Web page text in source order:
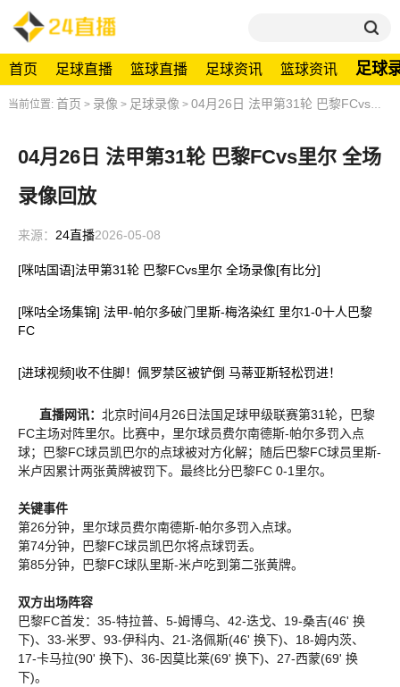
首页 足球直播 篮球直播 足球资讯 篮球资讯 足球
当前位置: 首页 > 录像 > 足球录像 > 04月26日 法甲第31轮 巴黎FCvs里尔 全场录像回放
04月26日 法甲第31轮 巴黎FCvs里尔 全场
录像回放
来源： 24直播2026-05-08
[咪咕国语]法甲第31轮 巴黎FCvs里尔 全场录像[有比分]
[咪咕全场集锦] 法甲-帕尔多破门里斯-梅洛染红 里尔1-0十人巴黎
FC
[进球视频]收不住脚！佩罗禁区被铲倒 马蒂亚斯轻松罚进！
直播网讯： 北京时间4月26日法国足球甲级联赛第31轮，巴黎
FC主场对阵里尔。比赛中，里尔球员费尔南德斯-帕尔多罚入点
球；巴黎FC球员凯巴尔的点球被对方化解；随后巴黎FC球员里斯-
米卢因累计两张黄牌被罚下。最终比分巴黎FC 0-1里尔。
关键事件
第26分钟，里尔球员费尔南德斯-帕尔多罚入点球。
第74分钟，巴黎FC球员凯巴尔将点球罚丢。
第85分钟，巴黎FC球队里斯-米卢吃到第二张黄牌。
双方出场阵容
巴黎FC首发：35-特拉普、5-姆博乌、42-迭戈、19-桑吉(46' 换
下)、33-米罗、93-伊科内、21-洛佩斯(46' 换下)、18-姆内茨、
17-卡马拉(90' 换下)、36-因莫比莱(69' 换下)、27-西蒙(69' 换
下)。